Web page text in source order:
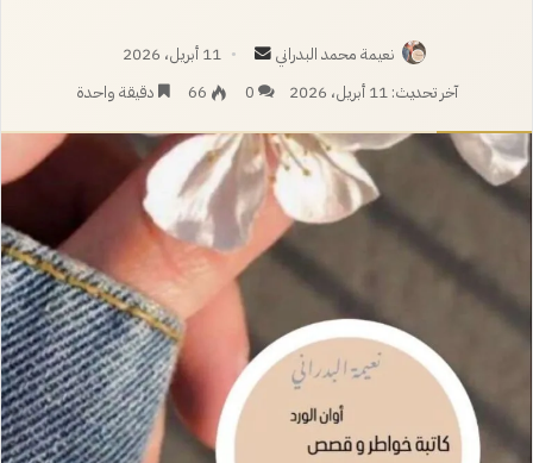
نعيمة محمد البدراني
أرسل
بريدا
11 أبريل، 2026
آخر تحديث: 11 أبريل، 2026
0
66 دقيقة واحدة